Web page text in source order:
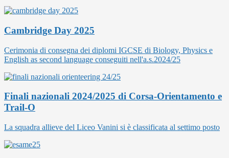
Cambridge Day 2025
Cerimonia di consegna dei diplomi IGCSE di Biology, Physics e
English as second language conseguiti nell'a.s.2024/25
Finali nazionali 2024/2025 di Corsa-Orientamento e
Trail-O
La squadra allieve del Liceo Vanini si è classificata al settimo posto